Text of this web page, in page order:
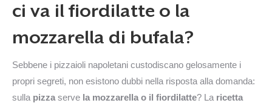
ci va il fiordilatte o la
mozzarella di bufala?
Sebbene i pizzaioli napoletani custodiscano gelosamente i
propri segreti, non esistono dubbi nella risposta alla domanda:
sulla pizza serve la mozzarella o il fiordilatte? La ricetta